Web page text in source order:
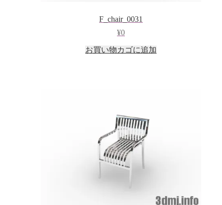
F_chair_0031
¥0
お買い物カゴに追加